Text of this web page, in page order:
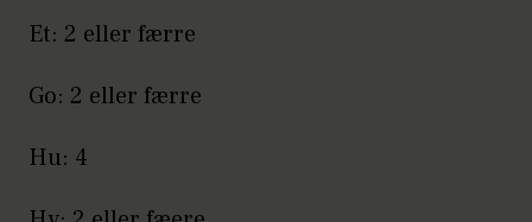
Et: 2 eller færre
Go: 2 eller færre
Hu: 4